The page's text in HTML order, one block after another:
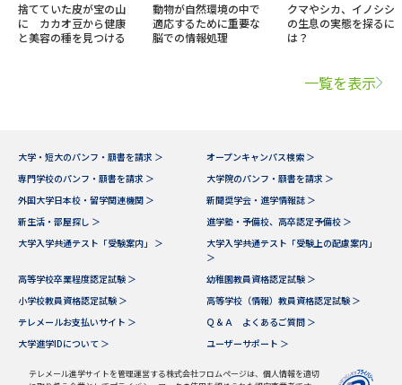
捨てていた皮が宝の山
に カカオ豆から健康
と美容の種を見つける
動物が自然環境の中で
適応するために重要な
脳での情報処理
クマやシカ、イノシシ
の生息の実態を探るに
は？
一覧を表示
大学・短大のパンフ・願書を請求 ＞
オープンキャンパス検索 ＞
専門学校のパンフ・願書を請求 ＞
大学院のパンフ・願書を請求 ＞
外国大学日本校・留学関連機関 ＞
新聞奨学会・進学情報誌 ＞
新生活・部屋探し ＞
進学塾・予備校、高卒認定予備校 ＞
大学入学共通テスト「受験案内」 ＞
大学入学共通テスト「受験上の配慮案内」
＞
高等学校卒業程度認定試験 ＞
幼稚園教員資格認定試験 ＞
小学校教員資格認定試験 ＞
高等学校（情報）教員資格認定試験 ＞
テレメールお支払いサイト ＞
Ｑ＆Ａ よくあるご質問 ＞
大学進学IDについて ＞
ユーザーサポート ＞
テレメール進学サイトを管理運営する株式会社フロムページは、個人情報を適切